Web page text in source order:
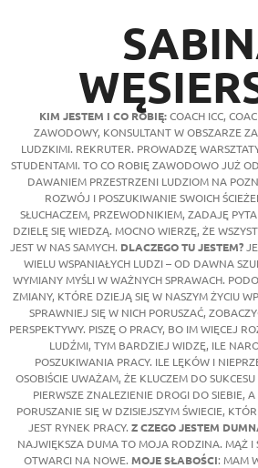
KIM JESTEM I CO ROBIĘ:COACH ICC,
ZAWODOWY, KONSULTANT W OBSZARZE
LUDZKIMI. REKRUTER. PROWADZĘ
STUDENTAMI. TO CO ROBIĘ ZAWODOWO JUŻ
DAWANIEM PRZESTRZENI LUDZIOM NA
ROZWÓJ I POSZUKIWANIE SWOICH
SŁUCHACZEM, PRZEWODNIKIEM, ZADAJĘ
DZIELĘ SIĘ WIEDZĄ. MOCNO WIERZĘ, ŻE
JEST W NAS SAMYCH. DLACZEGO TU JESTEM?
WIELU WSPANIAŁYCH LUDZI – OD DAWNA
WYMIANY MYŚLI W WAŻNYCH SPRAWACH.
ZMIANY, KTÓRE DZIEJĄ SIĘ W NASZYM ŻYCIU
SPRAWNIEJ SIĘ W NICH PORUSZAĆ,
PERSPEKTYWY. PISZĘ O PRACY, BO IM WIĘCEJ
LUDŹMI, TYM BARDZIEJ WIDZĘ, ILE
POSZUKIWANIA PRACY. ILE LĘKÓW I
OSOBIŚCIE UWAŻAM, ŻE KLUCZEM DO
PIERWSZE ZNALEZIENIE DROGI DO SIEBIE,
PORUSZANIE SIĘ W DZISIEJSZYM ŚWIECIE,
JEST RYNEK PRACY. Z CZEGO JESTEM
NAJWIĘKSZA DUMA TO MOJA RODZINA. MĄŻ I
OTWARCI NA NOWE. MOJE SŁABOŚCI: MAM